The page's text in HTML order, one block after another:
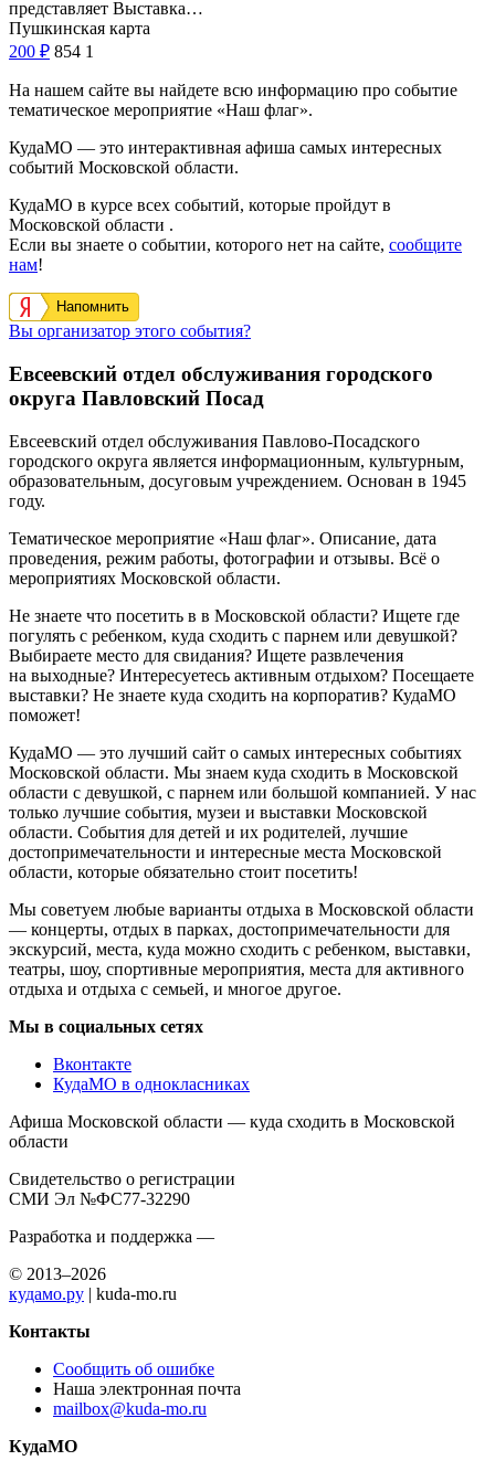
представляет Выставка…
Пушкинская карта
200 ₽ 854 1
На нашем сайте вы найдете всю информацию про событие
тематическое мероприятие «Наш флаг».
КудаМО — это интерактивная афиша самых интересных
событий Московской области.
КудаМО в курсе всех событий, которые пройдут в
Московской области .
Если вы знаете о событии, которого нет на сайте, сообщите
нам!
Напомнить
Вы организатор этого события?
Евсеевский отдел обслуживания городского
округа Павловский Посад
Евсеевский отдел обслуживания Павлово-Посадского
городского округа является информационным, культурным,
образовательным, досуговым учреждением. Основан в 1945
году.
Тематическое мероприятие «Наш флаг». Описание, дата
проведения, режим работы, фотографии и отзывы. Всё о
мероприятиях Московской области.
Не знаете что посетить в в Московской области? Ищете где
погулять с ребенком, куда сходить с парнем или девушкой?
Выбираете место для свидания? Ищете развлечения
на выходные? Интересуетесь активным отдыхом? Посещаете
выставки? Не знаете куда сходить на корпоратив? КудаМО
поможет!
КудаМО — это лучший сайт о самых интересных событиях
Московской области. Мы знаем куда сходить в Московской
области с девушкой, с парнем или большой компанией. У нас
только лучшие события, музеи и выставки Московской
области. События для детей и их родителей, лучшие
достопримечательности и интересные места Московской
области, которые обязательно стоит посетить!
Мы советуем любые варианты отдыха в Московской области
— концерты, отдых в парках, достопримечательности для
экскурсий, места, куда можно сходить с ребенком, выставки,
театры, шоу, спортивные мероприятия, места для активного
отдыха и отдыха с семьей, и многое другое.
Мы в социальных сетях
Вконтакте
КудаМО в однокласниках
Афиша Московской области — куда сходить в Московской
области
Свидетельство о регистрации
СМИ Эл №ФС77-32290
Разработка и поддержка —
© 2013–2026
кудамо.ру | kuda-mo.ru
Контакты
Сообщить об ошибке
Наша электронная почта
mailbox@kuda-mo.ru
КудаМО